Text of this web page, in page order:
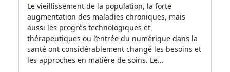
Le vieillissement de la population, la forte
augmentation des maladies chroniques, mais
aussi les progrès technologiques et
thérapeutiques ou l’entrée du numérique dans la
santé ont considérablement changé les besoins et
les approches en matière de soins. Le…